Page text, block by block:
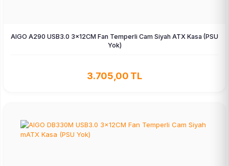
AIGO A290 USB3.0 3×12CM Fan Temperli Cam Siyah ATX Kasa (PSU
Yok)
3.705,00 TL